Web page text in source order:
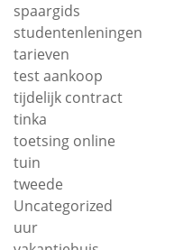
spaargids
studentenleningen
tarieven
test aankoop
tijdelijk contract
tinka
toetsing online
tuin
tweede
Uncategorized
uur